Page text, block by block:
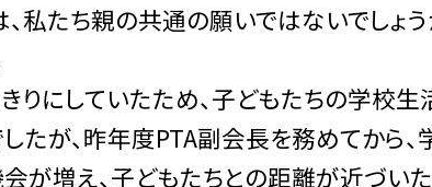
私たち親の共通の願いではないでしょ
にしていたため、子どもたちの学校生
たが、昨年度PTA副会長を務めてから
が増え、子どもたちとの距離が近づい